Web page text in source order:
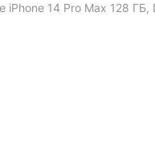
iPhone 14 Pro Max 128 ГБ,